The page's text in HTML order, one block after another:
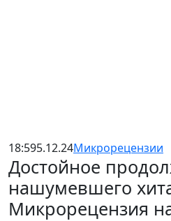
18:595.12.24Микрорецензии
Достойное
нашумевшего
Микрорецензия